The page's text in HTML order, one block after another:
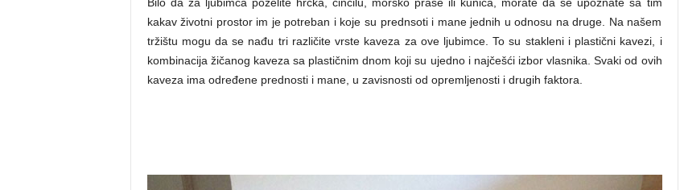
kakav životni prostor im je potreban i koje su prednsoti i mane jednih u odnosu na druge. Na našem
tržištu mogu da se nađu tri različite vrste kaveza za ove ljubimce. To su stakleni i plastični kavezi, i
kombinacija žičanog kaveza sa plastičnim dnom koji su ujedno i najčešći izbor vlasnika. Svaki od ovih
kaveza ima određene prednosti i mane, u zavisnosti od opremljenosti i drugih faktora.